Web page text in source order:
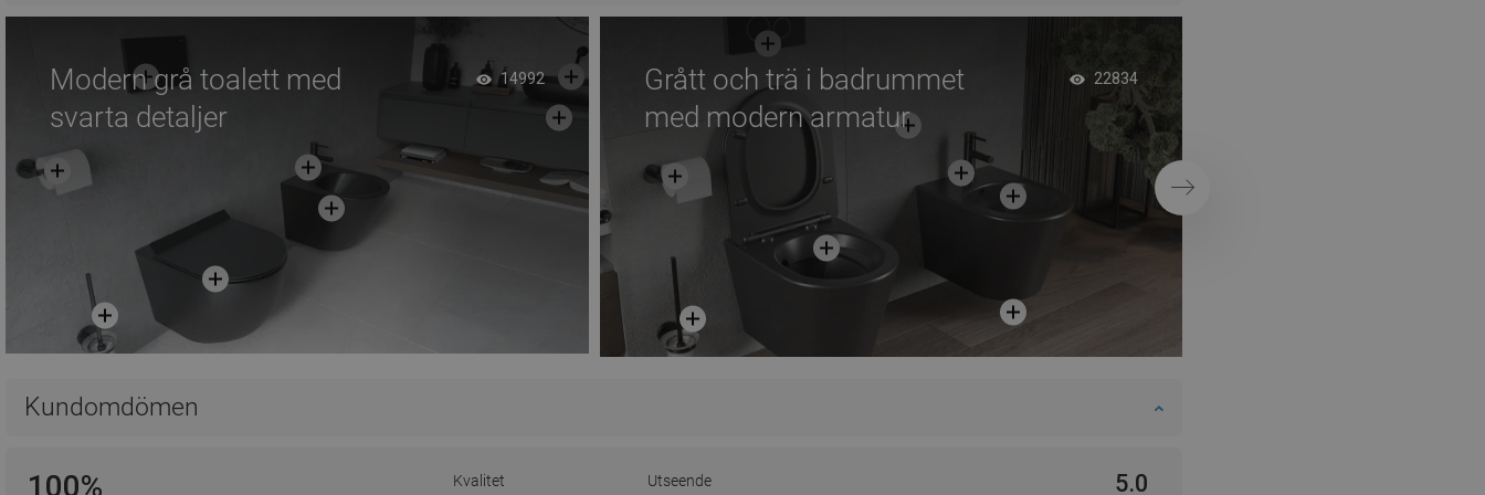
Modern grå toalett med
svarta detaljer
14992
Grått och trä i badrummet
med modern armatur
22834
Nästa
Kundomdömen
100% Kvalitet Utseende 5.0